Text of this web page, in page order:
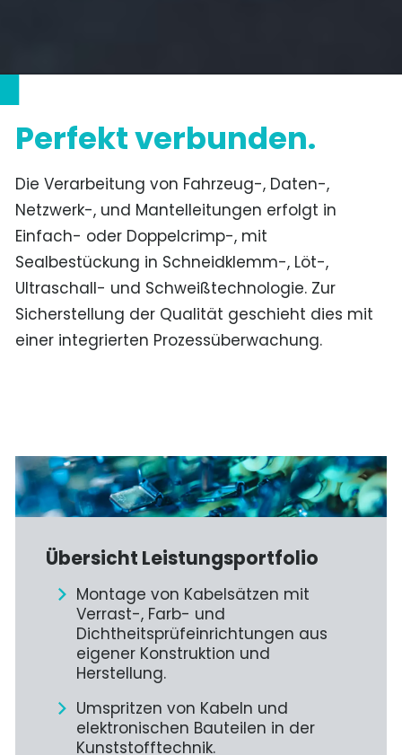
Perfekt verbunden.
Die Verarbeitung von Fahrzeug-, Daten-,
Netzwerk-, und Mantelleitungen erfolgt in
Einfach- oder Doppelcrimp-, mit
Sealbestückung in Schneidklemm-, Löt-,
Ultraschall- und Schweißtechnologie. Zur
Sicherstellung der Qualität geschieht dies mit
einer integrierten Prozessüberwachung.
Übersicht Leistungsportfolio
Montage von Kabelsätzen mit
Verrast-, Farb- und
Dichtheitsprüfeinrichtungen aus
eigener Konstruktion und
Herstellung.
Umspritzen von Kabeln und
elektronischen Bauteilen in der
Kunststofftechnik.